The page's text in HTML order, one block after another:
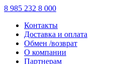
8 985 232 8 000
Контакты
Доставка и оплата
Обмен /возврат
О компании
Партнерам